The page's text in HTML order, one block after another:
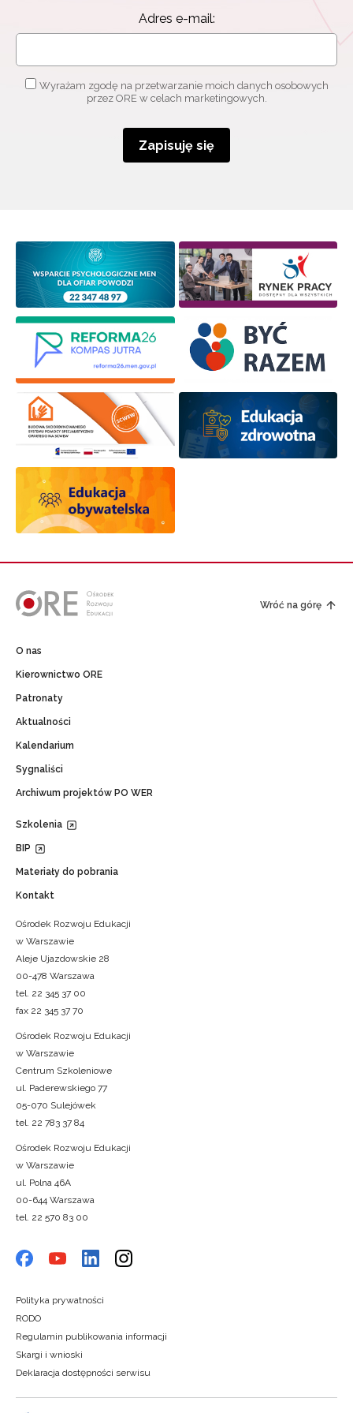
Adres e-mail:
Wyrażam zgodę na przetwarzanie moich danych osobowych
przez ORE w celach marketingowych.
Zapisuję się
Wróć na górę
O nas
Kierownictwo ORE
Patronaty
Aktualności
Kalendarium
Sygnaliści
Archiwum projektów PO WER
Szkolenia
BIP
Materiały do pobrania
Kontakt
Ośrodek Rozwoju Edukacji
w Warszawie
Aleje Ujazdowskie 28
00-478 Warszawa
tel. 22 345 37 00
fax 22 345 37 70
Ośrodek Rozwoju Edukacji
w Warszawie
Centrum Szkoleniowe
ul. Paderewskiego 77
05-070 Sulejówek
tel. 22 783 37 84
Ośrodek Rozwoju Edukacji
w Warszawie
ul. Polna 46A
00-644 Warszawa
tel. 22 570 83 00
Polityka prywatności
RODO
Regulamin publikowania informacji
Skargi i wnioski
Deklaracja dostępności serwisu